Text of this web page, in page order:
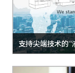
支持尖端技术的